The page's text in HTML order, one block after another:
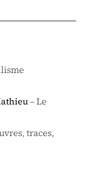
– Le
traces,